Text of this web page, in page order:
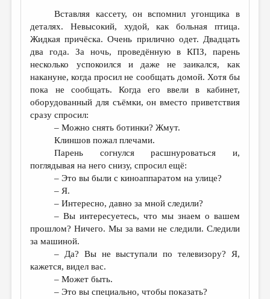
Вставляя кассету, он вспомнил угонщика в
деталях. Невысокий, худой, как больная птица.
Жидкая причёска. Очень прилично одет. Двадцать
два года. За ночь, проведённую в КПЗ, парень
несколько успокоился и даже не заикался, как
накануне, когда просил не сообщать домой. Хотя бы
пока не сообщать. Когда его ввели в кабинет,
оборудованный для съёмки, он вместо приветствия
сразу спросил:
– Можно снять ботинки? Жмут.
Клиншов пожал плечами.
Парень согнулся расшнуроваться и,
поглядывая на него снизу, спросил ещё:
– Это вы были с киноаппаратом на улице?
– Я.
– Интересно, давно за мной следили?
– Вы интересуетесь, что мы знаем о вашем
прошлом? Ничего. Мы за вами не следили. Следили
за машиной.
– Да? Вы не выступали по телевизору? Я,
кажется, видел вас.
– Может быть.
– Это вы специально, чтобы показать?